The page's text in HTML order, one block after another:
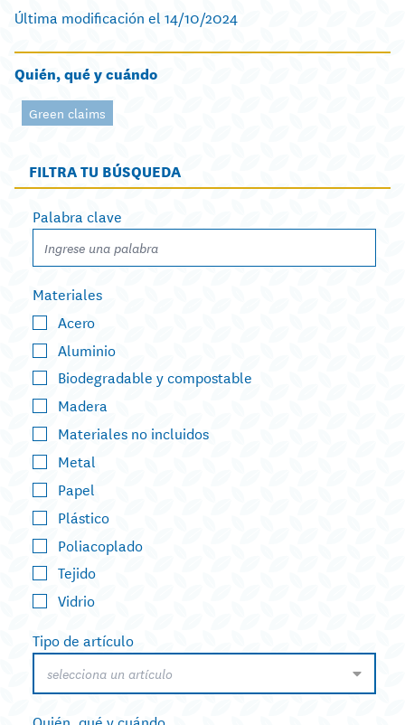
Última modificación el 14/10/2024
Quién, qué y cuándo
Green claims
FILTRA TU BÚSQUEDA
Palabra clave
Materiales
Acero
Aluminio
Biodegradable y compostable
Madera
Materiales no incluidos
Metal
Papel
Plástico
Poliacoplado
Tejido
Vidrio
Tipo de artículo
selecciona un artículo